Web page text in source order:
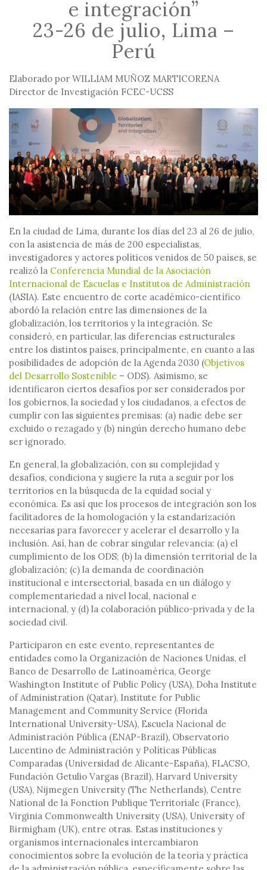
e integración”
23-26 de julio, Lima –
Perú
Elaborado por WILLIAM MUÑOZ MARTICORENA
Director de Investigación FCEC-UCSS
En la ciudad de Lima, durante los días del 23 al 26 de julio,
con la asistencia de más de 200 especialistas,
investigadores y actores políticos venidos de 50 países, se
realizó la Conferencia Mundial de la Asociación
Internacional de Escuelas e Institutos de Administración
(IASIA). Este encuentro de corte académico-científico
abordó la relación entre las dimensiones de la
globalización, los territorios y la integración. Se
consideró, en particular, las diferencias estructurales
entre los distintos países, principalmente, en cuanto a las
posibilidades de adopción de la Agenda 2030 (Objetivos
del Desarrollo Sostenible – ODS). Asimismo, se
identificaron ciertos desafíos por ser considerados por
los gobiernos, la sociedad y los ciudadanos, a efectos de
cumplir con las siguientes premisas: (a) nadie debe ser
excluido o rezagado y (b) ningún derecho humano debe
ser ignorado.
En general, la globalización, con su complejidad y
desafíos, condiciona y sugiere la ruta a seguir por los
territorios en la búsqueda de la equidad social y
económica. Es así que los procesos de integración son los
facilitadores de la homologación y la estandarización
necesarias para favorecer y acelerar el desarrollo y la
inclusión. Así, han de cobrar singular relevancia: (a) el
cumplimiento de los ODS; (b) la dimensión territorial de la
globalización; (c) la demanda de coordinación
institucional e intersectorial, basada en un diálogo y
complementariedad a nivel local, nacional e
internacional, y (d) la colaboración público-privada y de la
sociedad civil.
Participaron en este evento, representantes de
entidades como la Organización de Naciones Unidas, el
Banco de Desarrollo de Latinoamérica, George
Washington Institute of Public Policy (USA), Doha Institute
of Administration (Qatar), Institute for Public
Management and Community Service (Florida
International University-USA), Escuela Nacional de
Administración Pública (ENAP-Brazil), Observatorio
Lucentino de Administración y Políticas Públicas
Comparadas (Universidad de Alicante-España), FLACSO,
Fundación Getulio Vargas (Brazil), Harvard University
(USA), Nijmegen University (The Netherlands), Centre
National de la Fonction Publique Territoriale (France),
Virginia Commonwealth University (USA), University of
Birmigham (UK), entre otras. Estas instituciones y
organismos internacionales intercambiaron
conocimientos sobre la evolución de la teoría y práctica